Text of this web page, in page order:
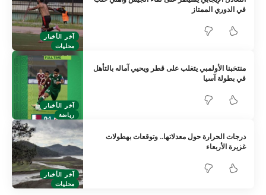
آخر الأخبار
محليات
في الدوري الممتاز
آخر الأخبار
رياضة
منتخبنا الأولمبي يتغلب على قطر ويحيي آماله بالتأهل
في بطولة آسيا
آخر الأخبار
محليات
درجات الحرارة حول معدلاتها.. وتوقعات بهطولات
غزيرة الأربعاء